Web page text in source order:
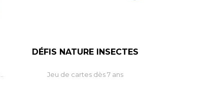
DÉFIS NATURE INSECTES
Jeu de cartes dès 7 ans